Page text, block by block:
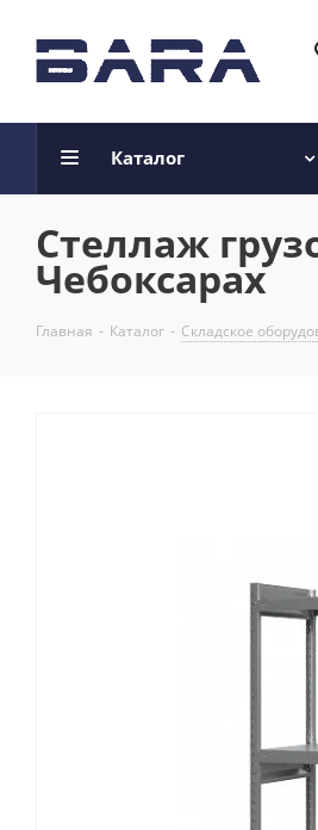
Каталог
Стеллаж
Чебоксарах
Главная - Каталог - Складское